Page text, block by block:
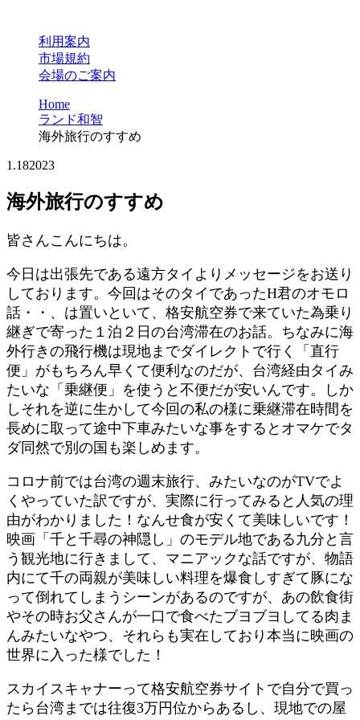
利用案内
市場規約
会場のご案内
Home
ランド和智
海外旅行のすすめ
1.182023
海外旅行のすすめ
皆さんこんにちは。
今日は出張先である遠方タイよりメッセージをお送り
しております。今回はそのタイであったH君のオモロ
話・・、は置いといて、格安航空券で来ていた為乗り
継ぎで寄った１泊２日の台湾滞在のお話。ちなみに海
外行きの飛行機は現地までダイレクトで行く「直行
便」がもちろん早くて便利なのだが、台湾経由タイみ
たいな「乗継便」を使うと不便だが安いんです。しか
しそれを逆に生かして今回の私の様に乗継滞在時間を
長めに取って途中下車みたいな事をするとオマケでタ
ダ同然で別の国も楽しめます。
コロナ前では台湾の週末旅行、みたいなのがTVでよ
くやっていた訳ですが、実際に行ってみると人気の理
由がわかりました！なんせ食が安くて美味しいです！
映画「千と千尋の神隠し」のモデル地である九分と言
う観光地に行きまして、マニアックな話ですが、物語
内にて千の両親が美味しい料理を爆食しすぎて豚にな
って倒れてしまうシーンがあるのですが、あの飲食街
やその時お父さんが一口で食べたブヨブヨしてる肉ま
んみたいなやつ、それらも実在しており本当に映画の
世界に入った様でした！
スカイスキャナーって格安航空券サイトで自分で買っ
たら台湾までは往復3万円位からあるし、現地での屋